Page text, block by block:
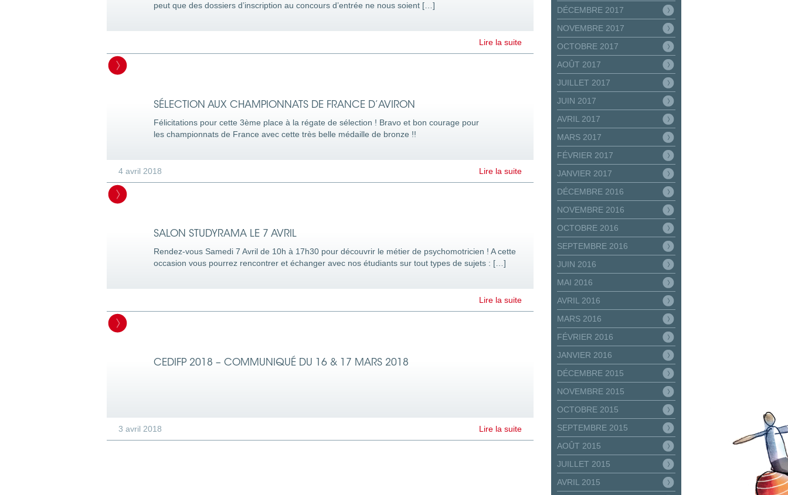
peut que des dossiers d’inscription au concours d’entrée ne nous soient […]
Lire la suite
SÉLECTION AUX CHAMPIONNATS DE FRANCE D’AVIRON
Félicitations pour cette 3ème place à la régate de sélection ! Bravo et bon courage pour
les championnats de France avec cette très belle médaille de bronze !!
4 avril 2018 Lire la suite
SALON STUDYRAMA LE 7 AVRIL
Rendez-vous Samedi 7 Avril de 10h à 17h30 pour découvrir le métier de psychomotricien ! A cette
occasion vous pourrez rencontrer et échanger avec nos étudiants sur tout types de sujets : […]
Lire la suite
CEDIFP 2018 – COMMUNIQUÉ DU 16 & 17 MARS 2018
3 avril 2018 Lire la suite
DÉCEMBRE 2017
NOVEMBRE 2017
OCTOBRE 2017
AOÛT 2017
JUILLET 2017
JUIN 2017
AVRIL 2017
MARS 2017
FÉVRIER 2017
JANVIER 2017
DÉCEMBRE 2016
NOVEMBRE 2016
OCTOBRE 2016
SEPTEMBRE 2016
JUIN 2016
MAI 2016
AVRIL 2016
MARS 2016
FÉVRIER 2016
JANVIER 2016
DÉCEMBRE 2015
NOVEMBRE 2015
OCTOBRE 2015
SEPTEMBRE 2015
AOÛT 2015
JUILLET 2015
AVRIL 2015